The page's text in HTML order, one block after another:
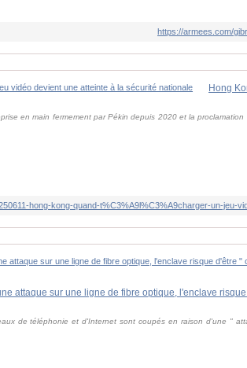
https://armees.com/
en main fermement par Pékin depuis 2020 et la
de téléphonie et d'Internet sont coupés en raison d'une "